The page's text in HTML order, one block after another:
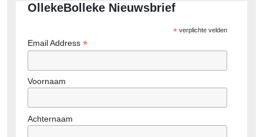
OllekeBolleke Nieuwsbrief
*verplichte velden
Email Address *
Voornaam
Achternaam